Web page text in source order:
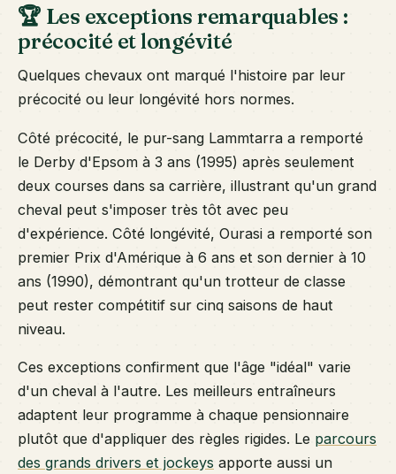
🏆 Les exceptions remarquables :
précocité et longévité
Quelques chevaux ont marqué l'histoire par leur
précocité ou leur longévité hors normes.
Côté précocité, le pur-sang Lammtarra a remporté
le Derby d'Epsom à 3 ans (1995) après seulement
deux courses dans sa carrière, illustrant qu'un grand
cheval peut s'imposer très tôt avec peu
d'expérience. Côté longévité, Ourasi a remporté son
premier Prix d'Amérique à 6 ans et son dernier à 10
ans (1990), démontrant qu'un trotteur de classe
peut rester compétitif sur cinq saisons de haut
niveau.
Ces exceptions confirment que l'âge "idéal" varie
d'un cheval à l'autre. Les meilleurs entraîneurs
adaptent leur programme à chaque pensionnaire
plutôt que d'appliquer des règles rigides. Le parcours
des grands drivers et jockeys apporte aussi un